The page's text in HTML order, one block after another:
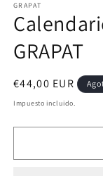
GRAPAT
GRAPAT
Precio
habitual
€44,00 EUR
Impuesto incluido.